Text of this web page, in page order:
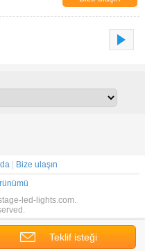
Teklif isteği
Bize ulaşın
led-lights.com.